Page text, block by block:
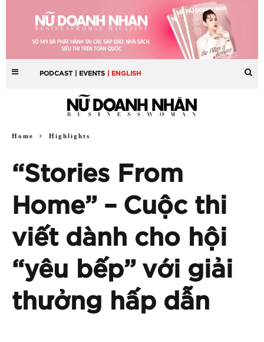
PODCAST | EVENTS | ENGLISH
Home Highlights
“Stories From
Home” – Cuộc thi
viết dành cho hội
“yêu bếp” với giải
thưởng hấp dẫn